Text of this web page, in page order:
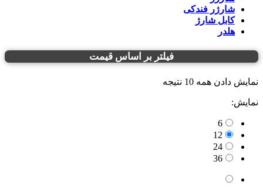
شارژر فندکی
کابل شارژ
هلدر
فیلتر بر اساس قیمت
نمایش دادن همه 10 نتیجه
نمایش:
6
12
24
36